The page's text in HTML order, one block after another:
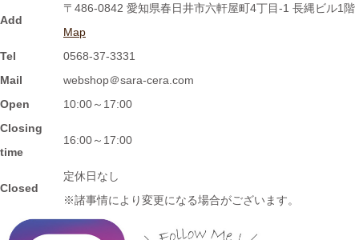
ツを入れたり、薬味皿としてもGOOD★
2024/2/2
≪おすすめ≫ 信楽焼のモザイクプレート数量限定販売！
2024/1/15
か？
2024/1/12
Add
〒486-0842 愛知県春日井市六軒屋町4丁目-1 長縄ビル1階
Map
Tel
0568-37-3331
Mail
webshop＠sara-cera.com
Open
10:00～17:00
Closing
time
16:00～17:00
Closed
定休日なし
※諸事情により変更になる場合がございます。